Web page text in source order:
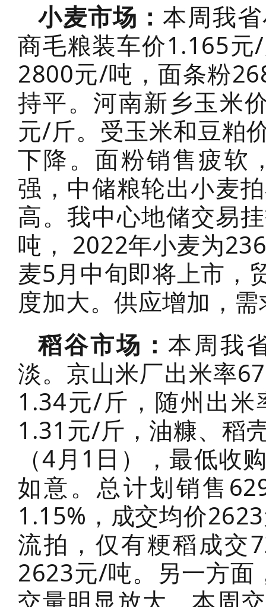
小麦市场： 本周我
商毛粮装车价1.165
2800元/吨，面条粉
持平。河南新乡玉米
元/斤。受玉米和豆粕
下降。面粉销售疲软
强，中储粮轮出小麦
高。我中心地储交易
吨， 2022年小麦为
麦5月中旬即将上市，
度加大。供应增加，
稻谷市场：本周我
淡。京山米厂出米率
1.34元/斤，随州出米
1.31元/斤，油糠、稻
（4月1日），最低收
如意。总计划销售
1.15%，成交均价
流拍，仅有粳稻成交
2623元/吨。另一方面